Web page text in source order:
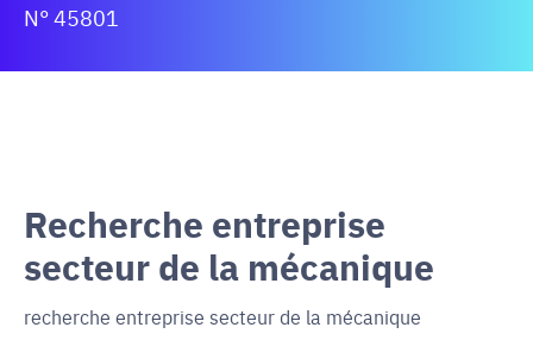
N° 45801
Recherche entreprise
secteur de la mécanique
recherche entreprise secteur de la mécanique